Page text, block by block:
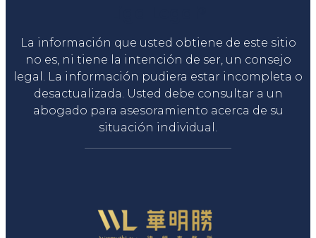
La información que usted obtiene de este sitio
no es, ni tiene la intención de ser, un consejo
legal. La información pudiera estar incompleta o
desactualizada. Usted debe consultar a un
abogado para asesoramiento acerca de su
situación individual.